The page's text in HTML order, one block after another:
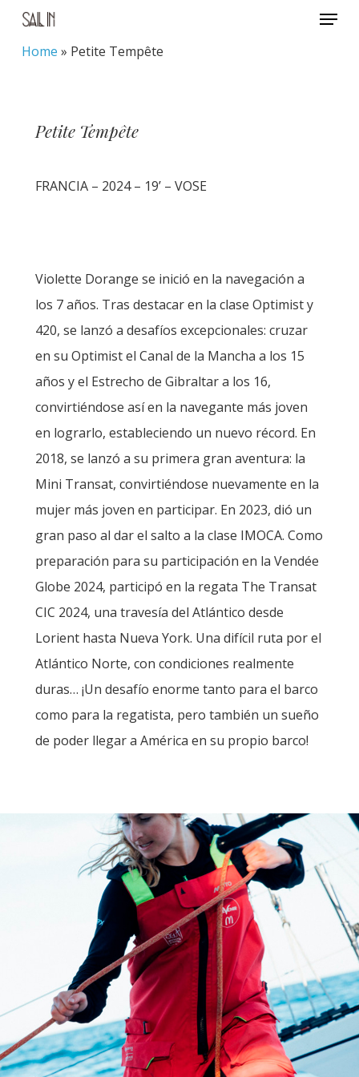
Skip
Menu
Home » Petite Tempête
Petite Tempête
FRANCIA – 2024 – 19’ – VOSE
Violette Dorange se inició en la navegación a
los 7 años. Tras destacar en la clase Optimist y
420, se lanzó a desafíos excepcionales: cruzar
en su Optimist el Canal de la Mancha a los 15
años y el Estrecho de Gibraltar a los 16,
convirtiéndose así en la navegante más joven
en lograrlo, estableciendo un nuevo récord. En
2018, se lanzó a su primera gran aventura: la
Mini Transat, convirtiéndose nuevamente en la
mujer más joven en participar. En 2023, dió un
gran paso al dar el salto a la clase IMOCA. Como
preparación para su participación en la Vendée
Globe 2024, participó en la regata The Transat
CIC 2024, una travesía del Atlántico desde
Lorient hasta Nueva York. Una difícil ruta por el
Atlántico Norte, con condiciones realmente
duras… ¡Un desafío enorme tanto para el barco
como para la regatista, pero también un sueño
de poder llegar a América en su propio barco!